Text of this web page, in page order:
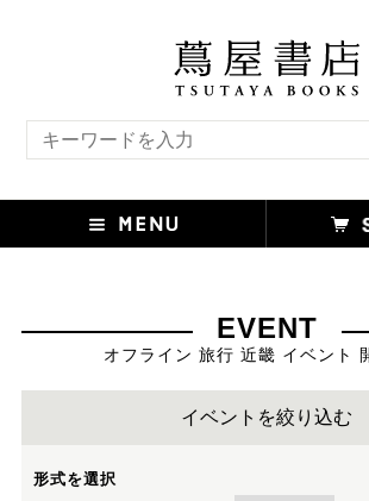
EVENT
オフライン 旅行 近畿 イベント
イベントを絞り込む
形式を選択